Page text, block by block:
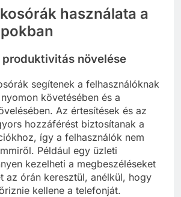
használata a
produktivitás növelése
segítenek a felhasználóknak
követésében és a
Az értesítések és az
hozzáférést biztosítanak a
így a felhasználók nem
Például egy üzleti
kezelheti a megbeszéléseket
az órán keresztül, anélkül, hogy
kellene a telefonját.